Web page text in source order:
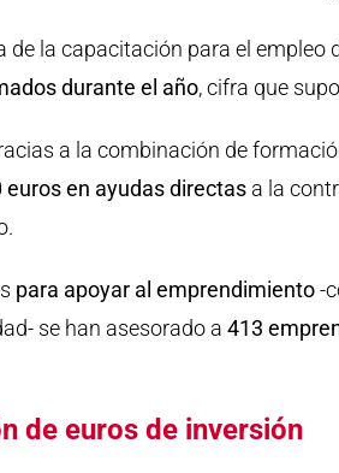
la capacitación para el
durante el año, cifra que
a la combinación de
euros en ayudas directas a la
para apoyar al emprendimiento-
se han asesorado a 413
de euros de inversión